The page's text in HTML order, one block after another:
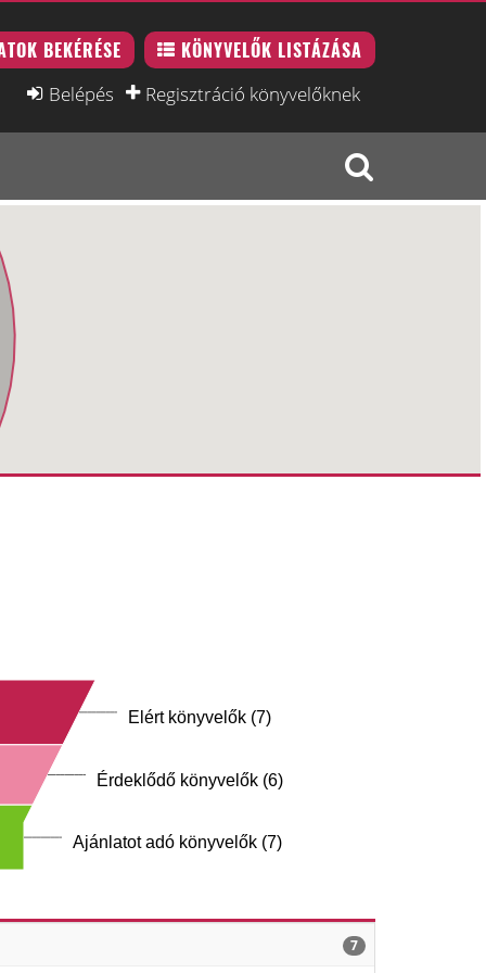
BEKÉRÉSE KÖNYVELŐK LISTÁZÁSA
Belépés Regisztráció könyvelőknek
Elért könyvelők (7)
Érdeklődő könyvelők (6)
Ajánlatot adó könyvelők (7)
7